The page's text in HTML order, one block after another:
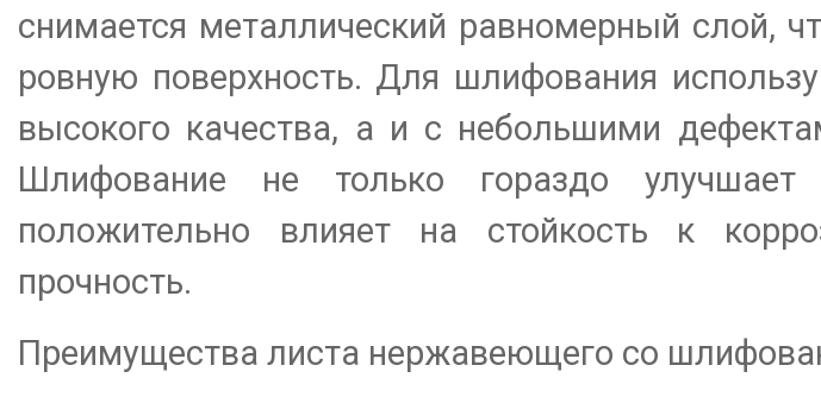
снимается металлический равномерный слой,
ровную поверхность. Для шлифования
высокого качества, а и с небольшими
Шлифование не только гораздо
положительно влияет на стойкость к
прочность.
Преимущества листа нержавеющего со